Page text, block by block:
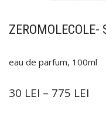
ZEROMOLECOLE-
eau de parfum, 100ml
30 LEI – 775 LEI